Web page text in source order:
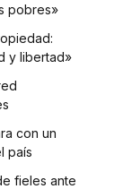
pobres»
y libertad»
con un
país
fieles ante